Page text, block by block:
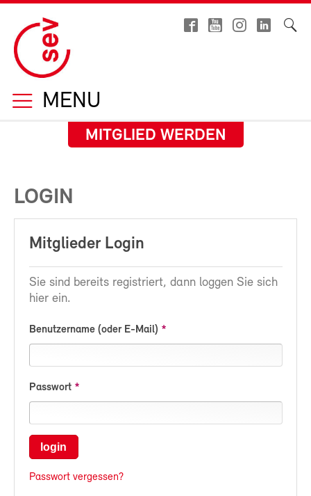
MENU
MITGLIED WERDEN
LOGIN
Mitglieder Login
Sie sind bereits registriert, dann loggen Sie sich
hier ein.
Benutzername (oder E-Mail)
Passwort
login
Passwort vergessen?